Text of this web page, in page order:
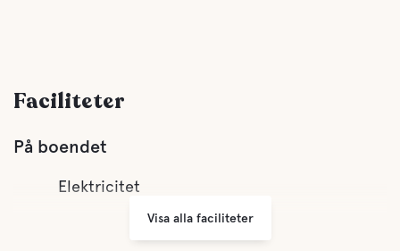
Faciliteter
På boendet
Elektricitet
Visa alla faciliteter